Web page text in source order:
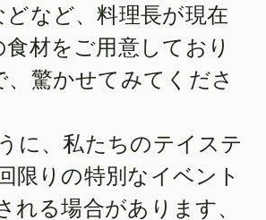
どなど、料理長が現在
材をご用意しており
、驚かせてみてくださ
に、私たちのテイステ
限りの特別なイベント
れる場合があります、